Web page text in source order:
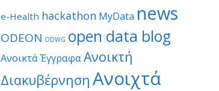
e-Health hackathon MyData news
ODEON ODWG open data blog
Ανοικτά ΈγγραφαΑνοικτή
Διακυβέρνηση Ανοιχτά